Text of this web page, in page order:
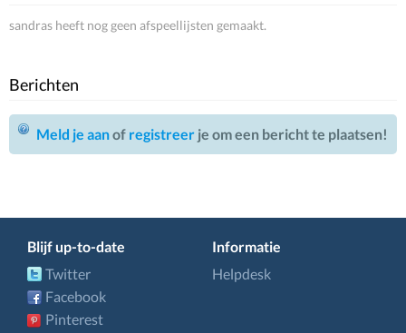
sandras heeft nog geen afspeellijsten gemaakt.
Berichten
Meld je aanof registreer je om een bericht te plaatsen!
Blijf up-to-date
Twitter
Facebook
Pinterest
Informatie
Helpdesk